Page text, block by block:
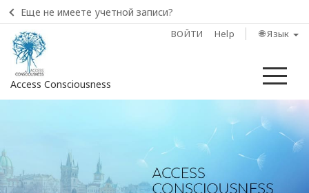
Еще не имеете учетной записи?
ВОЙТИ Help 🌐 Язык
Access Consciousness
учетную
запись